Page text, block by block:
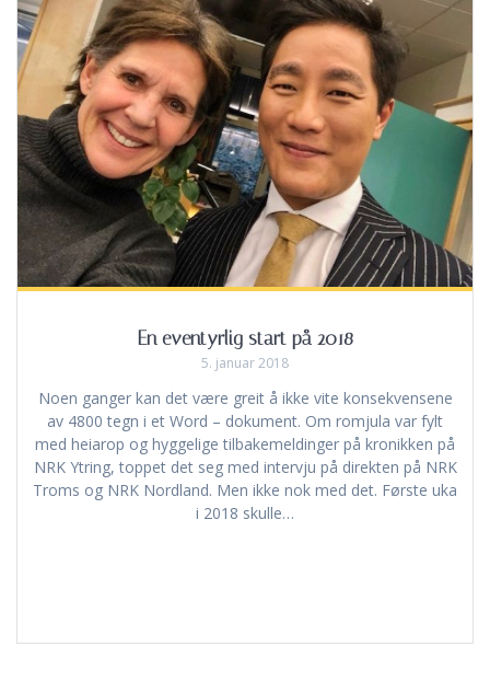
En eventyrlig start på 2018
5. januar 2018
Noen ganger kan det være greit å ikke vite konsekvensene
av 4800 tegn i et Word – dokument. Om romjula var fylt
med heiarop og hyggelige tilbakemeldinger på kronikken på
NRK Ytring, toppet det seg med intervju på direkten på NRK
Troms og NRK Nordland. Men ikke nok med det. Første uka
i 2018 skulle…